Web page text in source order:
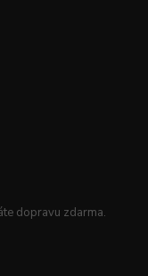
dopravu zdarma.